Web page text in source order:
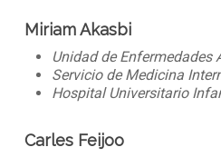
Miriam Akasbi
Unidad de
Servicio de Medicina
Hospital Universitario
Carles Feijoo